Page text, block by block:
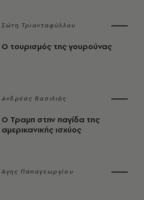
Σώτη Τριανταφύλλου
Ο τουρισμός της γουρούνας
Ανδρέας Βασιλιάς
Ο Τραμπ στην παγίδα της
αμερικανικής ισχύος
Άγης Παπαγεωργίου